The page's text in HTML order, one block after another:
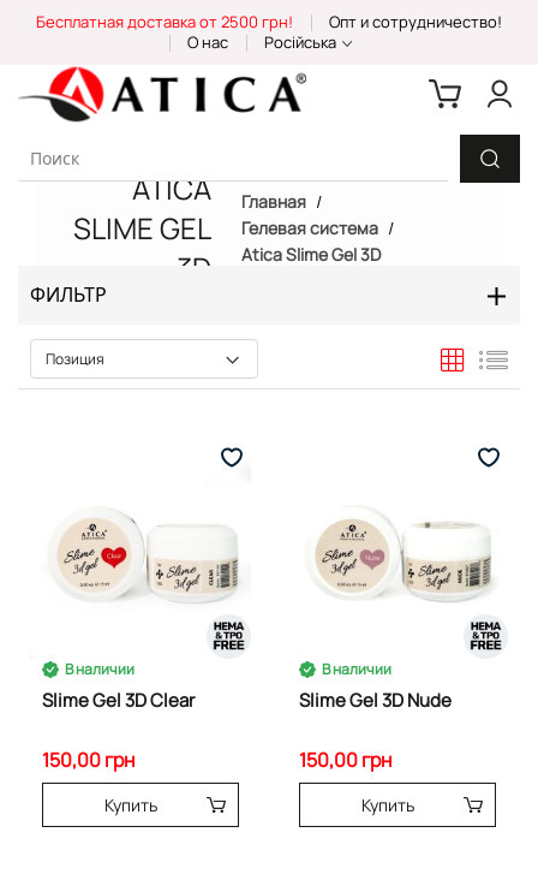
Content
Бесплатная доставка от 2500 грн!
Опт и сотрудничество!
О нас
Російська
ATICA
SLIME GEL
3D
Главная
Гелевая система
Atica Slime Gel 3D
ФИЛЬТР
Сетка
В наличии
Slime Gel 3D Clear
150,00 грн
Купить
В наличии
Slime Gel 3D Nude
150,00 грн
Купить